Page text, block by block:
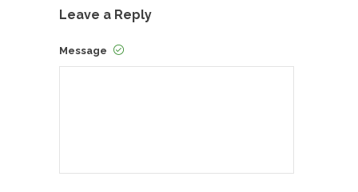
Leave a Reply
Message